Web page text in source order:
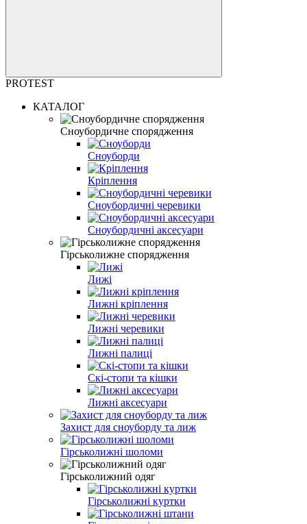
PROTEST
КАТАЛОГ
Сноубордичне спорядження
Сноуборди
Кріплення
Сноубордичні черевики
Сноубордичні аксесуари
Гірськолижне спорядження
Лижі
Лижні кріплення
Лижні черевики
Лижні палиці
Скі-стопи та кішки
Лижні аксесуари
Захист для сноуборду та лиж
Гірськолижні шоломи
Гірськолижний одяг
Гірськолижні куртки